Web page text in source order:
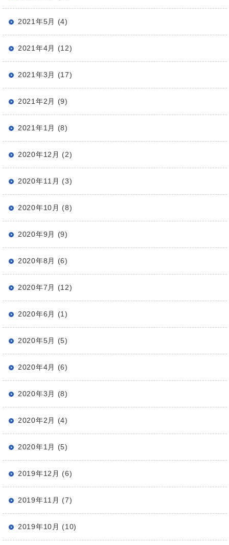
2021年5月 (4)
2021年4月 (12)
2021年3月 (17)
2021年2月 (9)
2021年1月 (8)
2020年12月 (2)
2020年11月 (3)
2020年10月 (8)
2020年9月 (9)
2020年8月 (6)
2020年7月 (12)
2020年6月 (1)
2020年5月 (5)
2020年4月 (6)
2020年3月 (8)
2020年2月 (4)
2020年1月 (5)
2019年12月 (6)
2019年11月 (7)
2019年10月 (10)